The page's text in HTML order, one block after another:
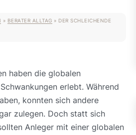
» BERATER ALLTAG » DER SCHLEICHENDE
haben die globalen
erlebt. Während
konnten sich andere
zulegen. Doch statt sich
Anleger mit einer globalen